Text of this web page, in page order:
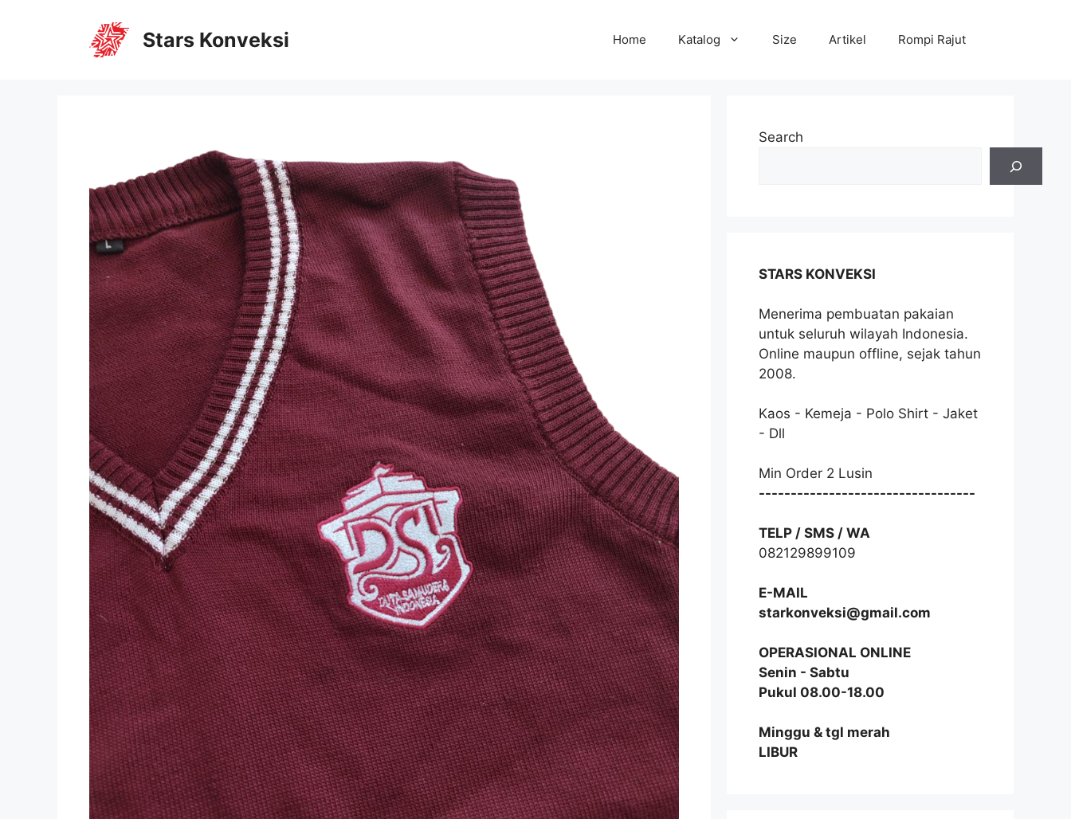
Stars Konveksi Home Katalog Size Artikel Rompi Rajut
Search
STARS KONVEKSI
Menerima pembuatan pakaian
untuk seluruh wilayah Indonesia.
Online maupun offline, sejak tahun
2008.
Kaos - Kemeja - Polo Shirt - Jaket
- Dll
Min Order 2 Lusin
----------------------------------
TELP / SMS / WA
082129899109
E-MAIL
starkonveksi@gmail.com
OPERASIONAL ONLINE
Senin - Sabtu
Pukul 08.00-18.00
Minggu & tgl merah
LIBUR